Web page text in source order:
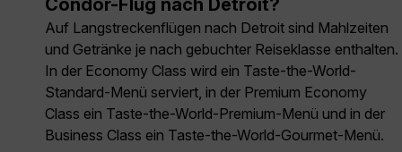
Condor-Flug nach Detroit?
Auf Langstreckenflügen nach Detroit sind Mahlzeiten
und Getränke je nach gebuchter Reiseklasse enthalten.
In der Economy Class wird ein Taste-the-World-
Standard-Menü serviert, in der Premium Economy
Class ein Taste-the-World-Premium-Menü und in der
Business Class ein Taste-the-World-Gourmet-Menü.